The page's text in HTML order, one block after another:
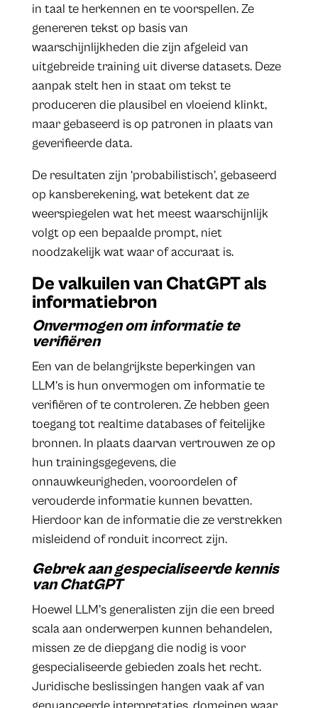
in taal te herkennen en te voorspellen. Ze
genereren tekst op basis van
waarschijnlijkheden die zijn afgeleid van
uitgebreide training uit diverse datasets. Deze
aanpak stelt hen in staat om tekst te
produceren die plausibel en vloeiend klinkt,
maar gebaseerd is op patronen in plaats van
geverifieerde data.
De resultaten zijn ‘probabilistisch’, gebaseerd
op kansberekening, wat betekent dat ze
weerspiegelen wat het meest waarschijnlijk
volgt op een bepaalde prompt, niet
noodzakelijk wat waar of accuraat is.
De valkuilen van ChatGPT als
informatiebron
Onvermogen om informatie te
verifiëren
Een van de belangrijkste beperkingen van
LLM’s is hun onvermogen om informatie te
verifiëren of te controleren. Ze hebben geen
toegang tot realtime databases of feitelijke
bronnen. In plaats daarvan vertrouwen ze op
hun trainingsgegevens, die
onnauwkeurigheden, vooroordelen of
verouderde informatie kunnen bevatten.
Hierdoor kan de informatie die ze verstrekken
misleidend of ronduit incorrect zijn.
Gebrek aan gespecialiseerde kennis
van ChatGPT
Hoewel LLM’s generalisten zijn die een breed
scala aan onderwerpen kunnen behandelen,
missen ze de diepgang die nodig is voor
gespecialiseerde gebieden zoals het recht.
Juridische beslissingen hangen vaak af van